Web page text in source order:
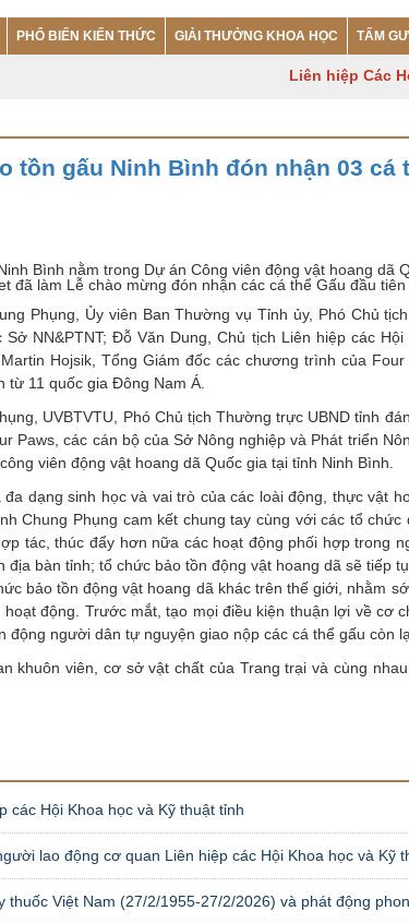
PHỔ BIẾN KIẾN THỨC GIẢI THƯỞNG KHOA HỌC TẤM
Liên hiệp Các
tồn gấu Ninh Bình đón nhận 03 cá
Bình nằm trong Dự án Công viên động vật hoang dã
đã làm Lễ chào mừng đón nhận các cá thể Gấu đầu tiên
Phụng, Ủy viên Ban Thường vụ Tỉnh ủy, Phó Chủ
NN&PTNT; Đỗ Văn Dung, Chủ tịch Liên hiệp các
Hojsik, Tổng Giám đốc các chương trình của
từ 11 quốc gia Đông Nam Á.
UVBTVTU, Phó Chủ tịch Thường trực UBND tỉnh
Paws, các cán bộ của Sở Nông nghiệp và Phát triển
viên động vật hoang dã Quốc gia tại tỉnh Ninh Bình.
dạng sinh học và vai trò của các loài động, thực vật
Chung Phụng cam kết chung tay cùng với các tổ chức
tác, thúc đẩy hơn nữa các hoạt động phối hợp trong
bàn tỉnh; tổ chức bảo tồn động vật hoang dã sẽ tiếp
bảo tồn động vật hoang dã khác trên thế giới, nhằm
động. Trước mắt, tạo mọi điều kiện thuận lợi về cơ
động người dân tự nguyện giao nộp các cá thể gấu còn
khuôn viên, cơ sở vật chất của Trang trại và cùng
các Hội Khoa học và Kỹ thuật tỉnh
lao động cơ quan Liên hiệp các Hội Khoa học và Kỹ
thuốc Việt Nam (27/2/1955-27/2/2026) và phát động